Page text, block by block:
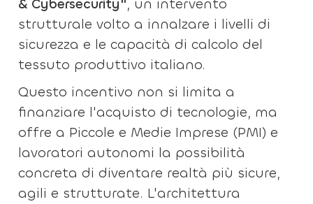
& Cybersecurity", un intervento
strutturale volto a innalzare i livelli di
sicurezza e le capacità di calcolo del
tessuto produttivo italiano.
Questo incentivo non si limita a
finanziare l'acquisto di tecnologie, ma
offre a Piccole e Medie Imprese (PMI) e
lavoratori autonomi la possibilità
concreta di diventare realtà più sicure,
agili e strutturate. L'architettura